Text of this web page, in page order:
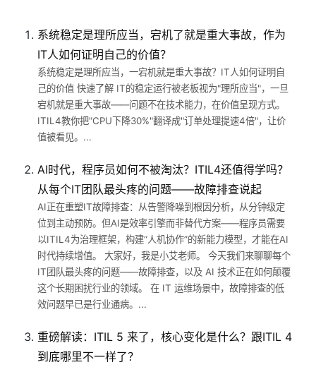
系统稳定是理所应当，宕机了就是重大事故，作为
IT人如何证明自己的价值？
系统稳定是理所应当，一宕机就是重大事故？IT人如何证明自
己的价值 快速了解 IT的稳定运行被老板视为"理所应当"，一旦
宕机就是重大事故——问题不在技术能力，在价值呈现方式。
ITIL4教你把"CPU下降30%"翻译成"订单处理提速4倍"，让价
值被看见。...
AI时代，程序员如何不被淘汰？ITIL4还值得学吗？
从每个IT团队最头疼的问题——故障排查说起
AI正在重塑IT故障排查：从告警降噪到根因分析，从分钟级定
位到主动预防。但AI是效率引擎而非替代方案——程序员需要
以ITIL4为治理框架，构建“人机协作”的新能力模型，才能在AI
时代持续增值。 大家好，我是小艾老师。 今天我们来聊聊每个
IT团队最头疼的问题——故障排查，以及 AI 技术正在如何颠覆
这个长期困扰行业的领域。 在 IT 运维场景中，故障排查的低
效问题早已是行业通病。...
重磅解读：ITIL 5 来了，核心变化是什么？跟ITIL 4
到底哪里不一样了？